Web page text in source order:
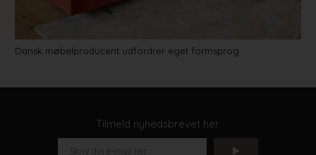
Dansk møbelproducent udfordrer eget formsprog
Tilmeld nyhedsbrevet her